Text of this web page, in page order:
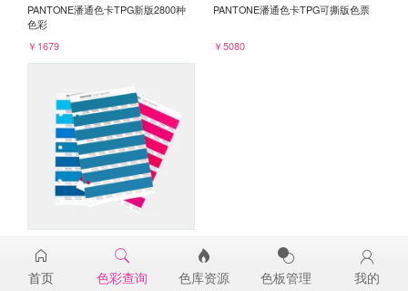
PANTONE潘通色卡TPG新版2800种
色彩
￥1679
PANTONE潘通色卡TPG可撕版色票
￥5080
18-4528TPG
￥98
首页 色彩查询 色库资源 色板管理 我的